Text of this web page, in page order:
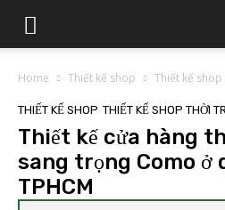
Home Thiết kế shop Thiết kế
THIẾT KẾ SHOP THIẾT KẾ SHOP THỜI
Thiết kế cửa hàng
sang trọng Como ở
TPHCM